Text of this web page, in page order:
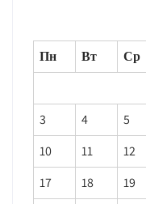
Пн Вт Ср
3
4 5
10
11 12
17
18 19